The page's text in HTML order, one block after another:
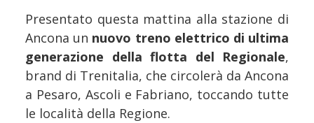
Presentato questa mattina alla stazione di
Ancona un nuovo treno elettrico di ultima
generazione della flotta del Regionale,
brand di Trenitalia, che circolerà da Ancona
a Pesaro, Ascoli e Fabriano, toccando tutte
le località della Regione.